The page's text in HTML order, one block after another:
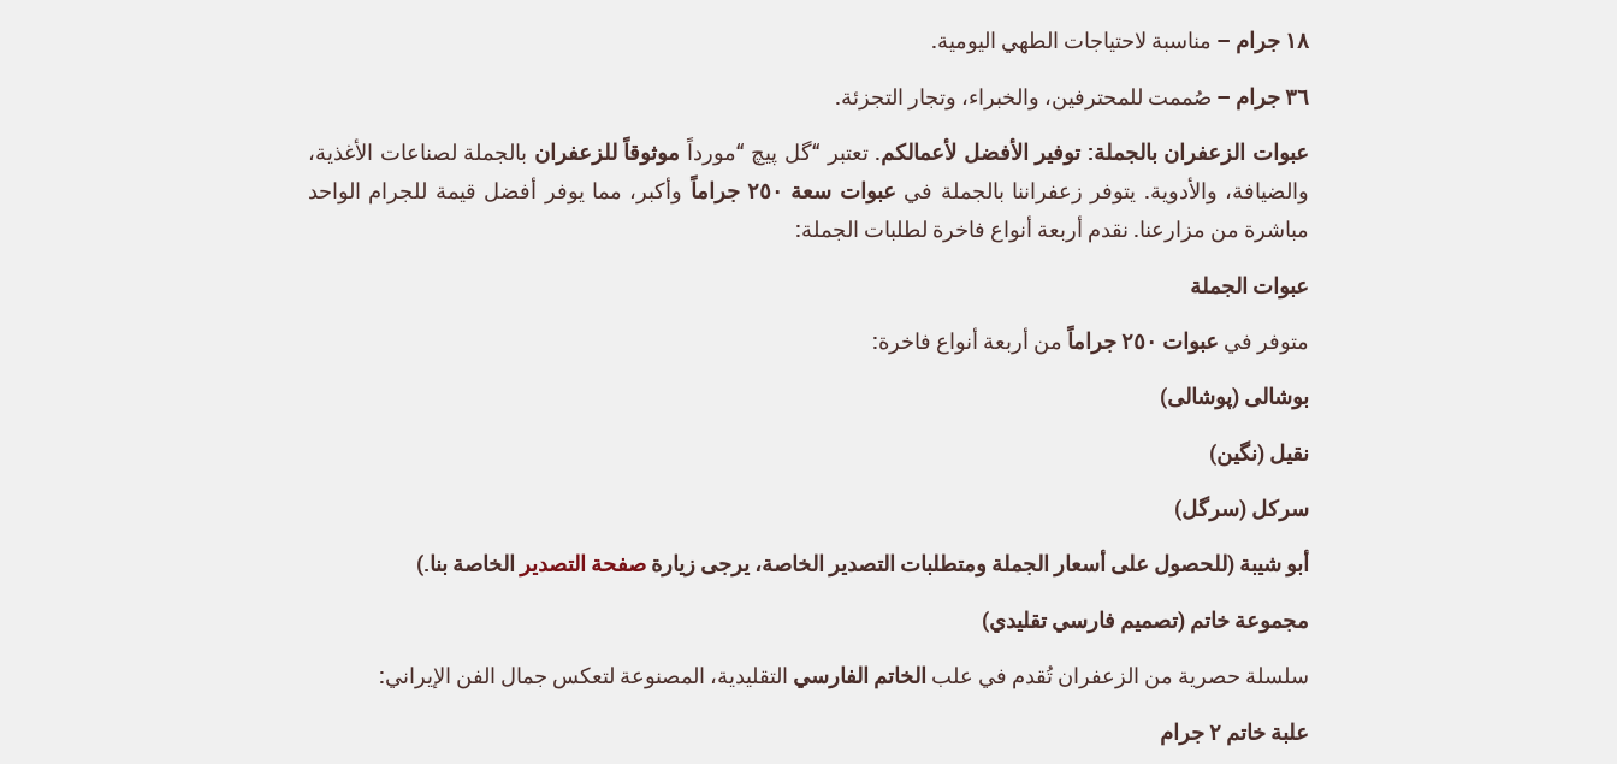
١٨ جرام
– مناسبة لاحتياجات الطهي اليومية.
٣٦ جرام
– صُممت للمحترفين، والخبراء، وتجار التجزئة.
عبوات الزعفران بالجملة: توفير الأفضل لأعمالكم. تعتبر “گل پیچ “مورداً موثوقاً للزعفران بالجملة لصناعات الأغذية،
والضيافة، والأدوية. يتوفر زعفراننا بالجملة في عبوات سعة ٢٥٠ جراماً
وأكبر، مما يوفر أفضل قيمة للجرام الواحد
مباشرة من مزارعنا. نقدم أربعة أنواع فاخرة لطلبات الجملة:
عبوات الجملة
متوفر في عبوات ٢٥٠ جراماً
من أربعة أنواع فاخرة:
بوشالی (پوشالی)
نقیل (نگین)
سركل (سرگل)
أبو شيبة (للحصول على أسعار الجملة ومتطلبات التصدير الخاصة، يرجى زيارة صفحة التصدير الخاصة بنا.)
مجموعة خاتم (تصميم فارسي تقليدي)
سلسلة حصرية من الزعفران تُقدم في علب الخاتم الفارسي التقليدية، المصنوعة لتعكس جمال الفن الإيراني:
علبة خاتم ٢ جرام